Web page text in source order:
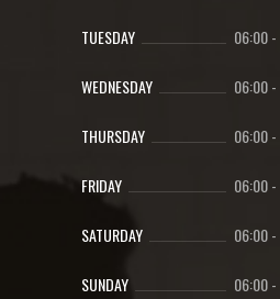
TUESDAY 06:00-
WEDNESDAY 06:00-
THURSDAY 06:00-
FRIDAY 06:00-
SATURDAY 06:00-
SUNDAY 06:00-